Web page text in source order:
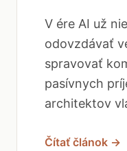
V ére AI už
odovzdávať
spravovať
pasívnych
architektov
Čítať článok →